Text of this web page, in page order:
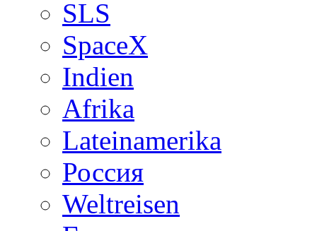
SLS
SpaceX
Indien
Afrika
Lateinamerika
Россия
Weltreisen